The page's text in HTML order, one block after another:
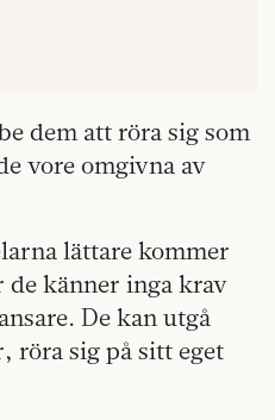
dem att röra sig som
vore omgivna av
lättare kommer
känner inga krav
De kan utgå
röra sig på sitt eget